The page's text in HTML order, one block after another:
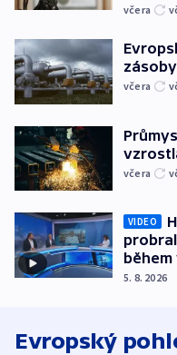
včera
včera
včera
VIDEO
5. 8. 2026
Evropský